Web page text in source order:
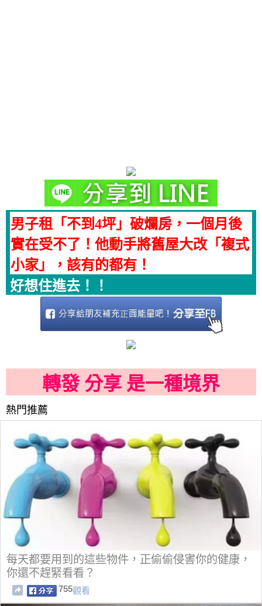
男子租「不到4坪」破爛房，一個月後
實在受不了！他動手將舊屋大改「複式
小家」，該有的都有！
好想住進去！！
轉發 分享 是一種境界
熱門推薦
每天都要用到的這些物件，正偷偷侵害你的健康，
你還不趕緊看看？
755觀看